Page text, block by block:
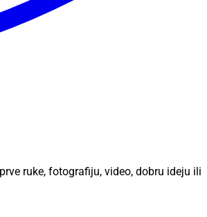
ruke, fotografiju, video, dobru ideju ili